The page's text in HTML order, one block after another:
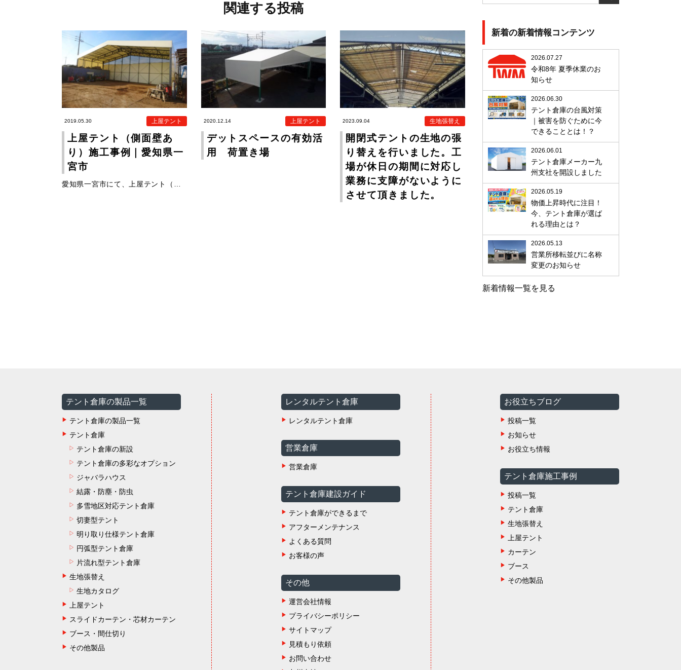
関連する投稿
2019.05.30 上屋テント
上屋テント（側面壁あ
り）施工事例｜愛知県一
宮市
2020.12.14 上屋テント
デットスペースの有効活
用 荷置き場
2023.09.04 生地張替え
開閉式テントの生地の張
り替えを行いました。工
場が休日の期間に対応し
業務に支障がないように
させて頂きました。
新着の新着情報コンテンツ
2026.07.27
令和8年 夏季休業のお
知らせ
2026.06.30
テント倉庫の台風対策
｜被害を防ぐために今
できることとは！？
2026.06.01
テント倉庫メーカー九
州支社を開設しました
2026.05.19
物価上昇時代に注目！
今、テント倉庫が選ば
れる理由とは？
2026.05.13
営業所移転並びに名称
変更のお知らせ
新着情報一覧を見る
テント倉庫の製品一覧
テント倉庫の製品一覧
テント倉庫
テント倉庫の新設
テント倉庫の多彩なオプション
ジャバラハウス
結露・防塵・防虫
多雪地区対応テント倉庫
切妻型テント
明り取り仕様テント倉庫
円弧型テント倉庫
片流れ型テント倉庫
生地張替え
生地カタログ
上屋テント
スライドカーテン・芯材カーテン
ブース・間仕切り
その他製品
レンタルテント倉庫
レンタルテント倉庫
営業倉庫
営業倉庫
テント倉庫建設ガイド
テント倉庫ができるまで
アフターメンテナンス
よくある質問
お客様の声
その他
運営会社情報
プライバシーポリシー
サイトマップ
見積もり依頼
お問い合わせ
お役立ちブログ
投稿一覧
お知らせ
お役立ち情報
テント倉庫施工事例
投稿一覧
テント倉庫
生地張替え
上屋テント
カーテン
ブース
その他製品